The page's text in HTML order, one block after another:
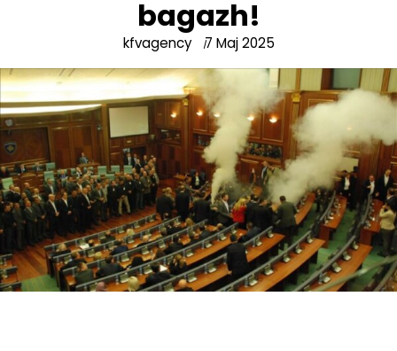
bagazh!
kfvagency 7 Maj 2025